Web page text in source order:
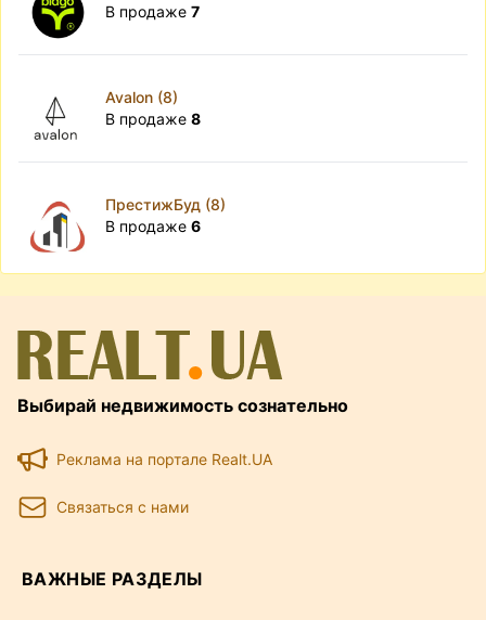
В продаже 7
Avalon (8)
В продаже 8
ПрестижБуд (8)
В продаже 6
Выбирай недвижимость сознательно
Реклама на портале Realt.UA
Связаться с нами
ВАЖНЫЕ РАЗДЕЛЫ